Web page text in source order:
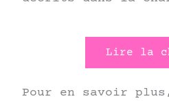
Lire la
Pour en savoir